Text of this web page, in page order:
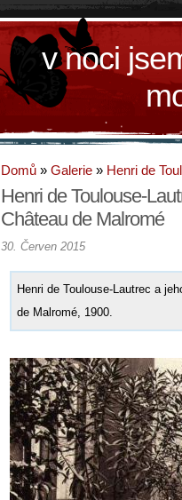
v noci
Domů » Galerie » Henri de
Henri de Toulouse-
Château de Malromé
30. Červen 2015
Henri de Toulouse-Lautrec a
de Malromé, 1900.